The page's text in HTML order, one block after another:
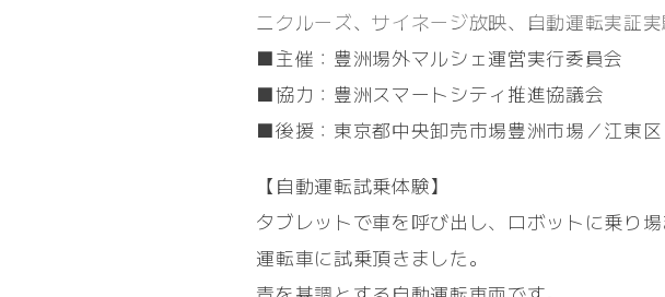
ニクルーズ、サイネージ放映、自動運転実証
■主催：豊洲場外マルシェ運営実行委員会
■協力：豊洲スマートシティ推進協議会
■後援：東京都中央卸売市場豊洲市場／江東区
【自動運転試乗体験】
タブレットで車を呼び出し、ロボットに乗り
運転車に試乗頂きました。